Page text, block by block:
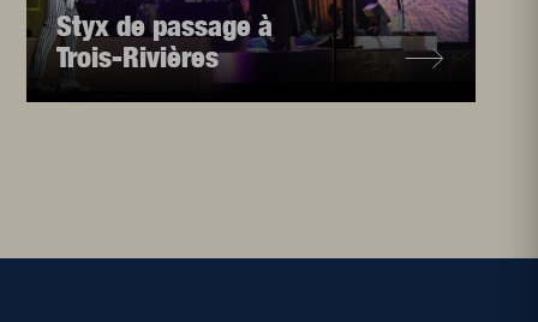
Styx de passage à
Trois-Rivières